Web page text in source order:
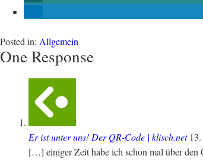
Posted in: Allgemein
One Response
Er ist unter uns! Der QR-Code | klisch.net
[…] einiger Zeit habe ich schon mal über den